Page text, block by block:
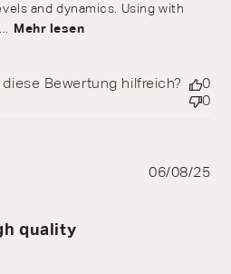
and dynamics. Using with
Mehr lesen
diese Bewertung hilfreich?
0
0
quality
06/08/25